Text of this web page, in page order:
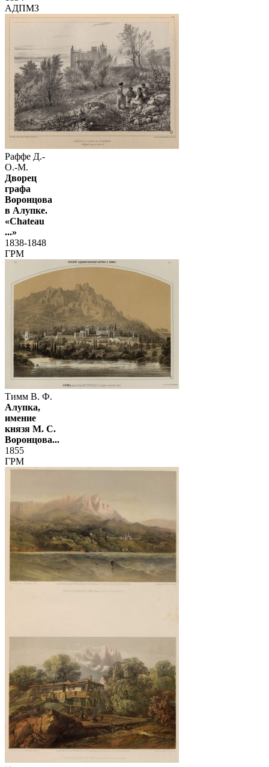
АДПМЗ
Раффе Д.-
О.-М.
Дворец
графа
Воронцова
в Алупке.
«Chateau
...»
1838-1848
ГРМ
Тимм В. Ф.
Алупка,
имение
князя М. С.
Воронцова...
1855
ГРМ